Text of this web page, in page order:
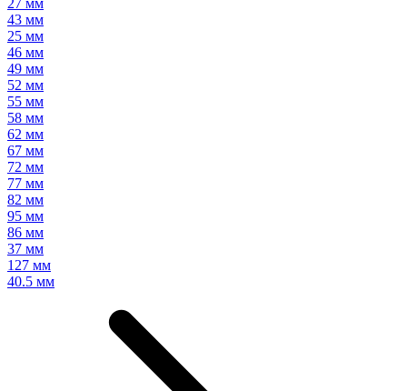
27 мм
43 мм
25 мм
46 мм
49 мм
52 мм
55 мм
58 мм
62 мм
67 мм
72 мм
77 мм
82 мм
95 мм
86 мм
37 мм
127 мм
40.5 мм